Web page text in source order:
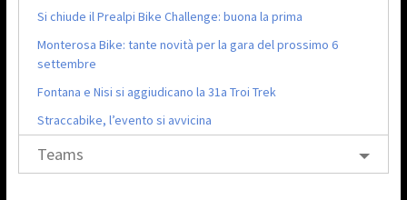
Si chiude il Prealpi Bike Challenge: buona la prima
Monterosa Bike: tante novità per la gara del prossimo 6
settembre
Fontana e Nisi si aggiudicano la 31a Troi Trek
Straccabike, l’evento si avvicina
Teams